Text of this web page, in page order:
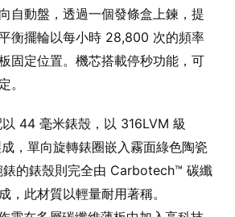
自動盤，透過一個發條盒上鍊，提
衡擺輪以每小時 28,800 次的頻率
固定位置。機芯搭載停秒功能，可
。
44 毫米錶殼，以 316LVM 級
，單向旋轉錶圈嵌入霧面綠色陶瓷
的錶殼則完全由 Carbotech™ 碳纖
，此材質以輕量耐用著稱。